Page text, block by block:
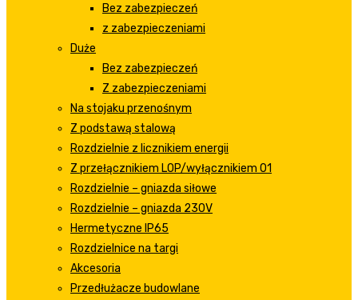
Bez zabezpieczeń
z zabezpieczeniami
Duże
Bez zabezpieczeń
Z zabezpieczeniami
Na stojaku przenośnym
Z podstawą stalową
Rozdzielnie z licznikiem energii
Z przełącznikiem LOP/wyłącznikiem 01
Rozdzielnie – gniazda siłowe
Rozdzielnie – gniazda 230V
Hermetyczne IP65
Rozdzielnice na targi
Akcesoria
Przedłużacze budowlane